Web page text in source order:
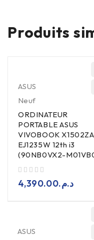
Produits
ASUS
Neuf
ORDINATEUR
PORTABLE ASUS
VIVOBOOK
EJ1235W 12th i3
(90NB0VX2-
د.م.4,390.00
ASUS